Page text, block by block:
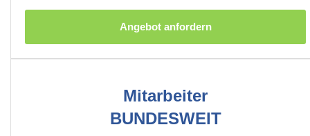
Angebot anfordern
Mitarbeiter
BUNDESWEIT